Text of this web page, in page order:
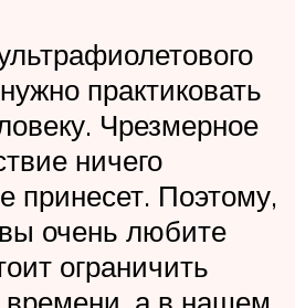
практиковать
Чрезмерное
ничего
принесет. Поэтому,
очень любите
ограничить